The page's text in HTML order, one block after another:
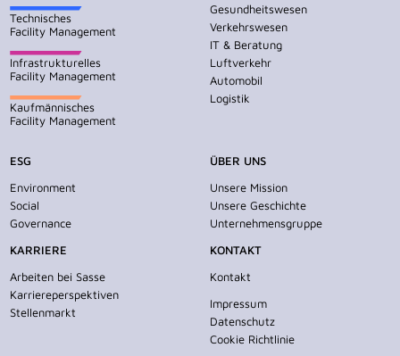
Technisches
Facility Management
Infrastrukturelles
Facility Management
Kaufmännisches
Facility Management
Gesundheitswesen
Verkehrswesen
IT & Beratung
Luftverkehr
Automobil
Logistik
ESG
Environment
Social
Governance
KARRIERE
Arbeiten bei Sasse
Karriereperspektiven
Stellenmarkt
ÜBER UNS
Unsere Mission
Unsere Geschichte
Unternehmensgruppe
KONTAKT
Kontakt
Impressum
Datenschutz
Cookie Richtlinie